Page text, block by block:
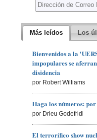
Más leídos Los
Bienvenidos a la
impopulares se
disidencia
por Robert Williams
Haga los números:
por Drieu Godefridi
El terrorífico show